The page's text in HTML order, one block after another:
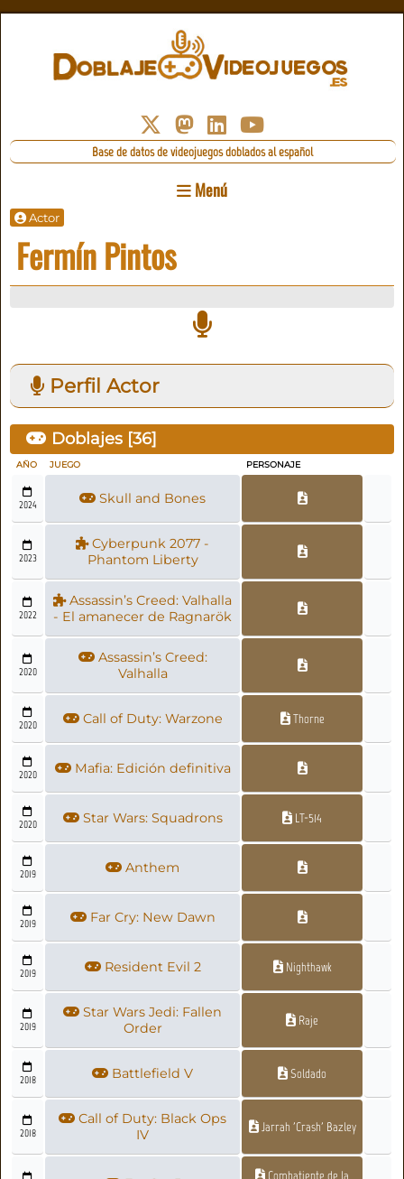
Base de datos de videojuegos doblados al español
Menú
Actor
Fermín Pintos
Perfil Actor
Doblajes [36]
AÑO JUEGO PERSONAJE
2024 Skull and Bones
2023
Cyberpunk 2077 -
Phantom Liberty
2022
Assassin’s Creed: Valhalla
- El amanecer de Ragnarök
2020
Assassin’s Creed:
Valhalla
2020 Call of Duty: Warzone Thorne
2020 Mafia: Edición definitiva
2020 Star Wars: Squadrons LT-514
2019 Anthem
2019 Far Cry: New Dawn
2019 Resident Evil 2 Nighthawk
2019
Star Wars Jedi: Fallen
Order
Raje
2018 Battlefield V Soldado
2018
Call of Duty: Black Ops
IV
Jarrah 'Crash' Bazley
Combatiente de la